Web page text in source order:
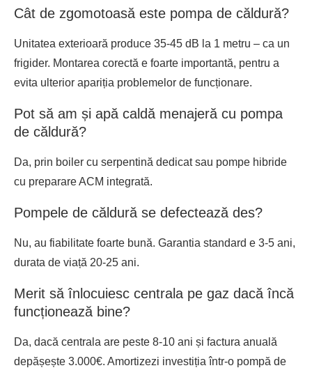
Cât de zgomotoasă este pompa de căldură?
Unitatea exterioară produce 35-45 dB la 1 metru – ca un
frigider. Montarea corectă e foarte importantă, pentru a
evita ulterior apariția problemelor de funcționare.
Pot să am și apă caldă menajeră cu pompa
de căldură?
Da, prin boiler cu serpentină dedicat sau pompe hibride
cu preparare ACM integrată.
Pompele de căldură se defectează des?
Nu, au fiabilitate foarte bună. Garantia standard e 3-5 ani,
durata de viață 20-25 ani.
Merit să înlocuiesc centrala pe gaz dacă încă
funcționează bine?
Da, dacă centrala are peste 8-10 ani și factura anuală
depășește 3.000€. Amortizezi investiția într-o pompă de